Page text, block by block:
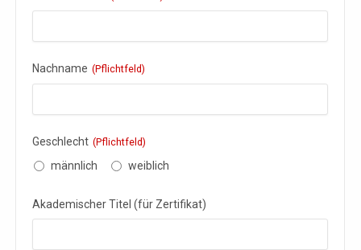
Nachname (Pflichtfeld)
Geschlecht (Pflichtfeld)
männlich weiblich
Akademischer Titel (für Zertifikat)